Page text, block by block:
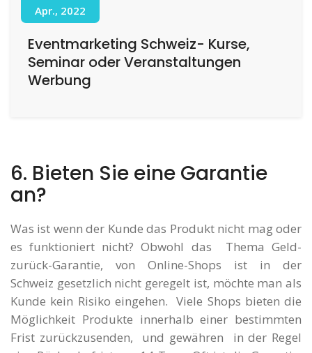
Apr., 2022
Eventmarketing Schweiz- Kurse,
Seminar oder Veranstaltungen
Werbung
6. Bieten Sie eine Garantie
an?
Was ist wenn der Kunde das Produkt nicht mag oder
es funktioniert nicht? Obwohl das Thema Geld-
zurück-Garantie, von Online-Shops ist in der
Schweiz gesetzlich nicht geregelt ist, möchte man als
Kunde kein Risiko eingehen. Viele Shops bieten die
Möglichkeit Produkte innerhalb einer bestimmten
Frist zurückzusenden, und gewähren in der Regel